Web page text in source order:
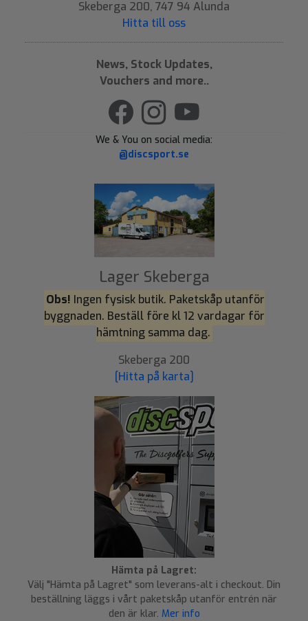
Skeberga 200, 747 94 Alunda
Hitta till oss
News, Stock Updates,
Vouchers and more..
We & You on social media:
@discsport.se
Lager Skeberga
Obs! Ingen fysisk butik. Paketskåp utanför
byggnaden. Beställ före kl 12 vardagar för
hämtning samma dag.
Skeberga 200
[Hitta på karta]
Hämta på Lagret:
Välj "Hämta på Lagret" som leverans-alt i checkout. Din
beställning läggs i vårt paketskåp utanför entrén när
den är klar. Mer info